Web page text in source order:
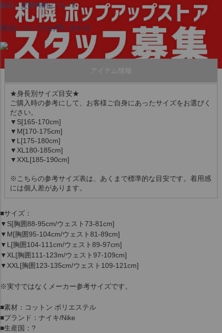
返品・交換特約について
商品についてのお問い合わせ
アイテム情報
★身長別サイズ目安★
ご購入時の参考にして、お客様ご自身にあったサイズをお選びく
ださい。
▼S[165-170cm]
▼M[170-175cm]
▼L[175-180cm]
▼XL180-185cm]
▼XXL[185-190cm]
※こちらの参考サイズ表は、あくまで標準的な目安です。着用感
には個人差があります。
■サイズ：
▼S[胸囲88-95cm/ウェスト73-81cm]
▼M[胸囲95-104cm/ウェスト81-89cm]
▼L[胸囲104-111cm/ウェスト89-97cm]
▼XL[胸囲111-123m/ウェスト97-109cm]
▼XXL[胸囲123-135cm/ウェスト109-121cm]
※実寸ではなくメーカー参考サイズです。
■素材：コットン ポリエステル
■ブランド：ナイキ/Nike
■生産国：?